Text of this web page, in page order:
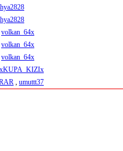
volkan_64x
volkan_64x
volkan_64x
xKUPA_KIZIx
, umuttt37